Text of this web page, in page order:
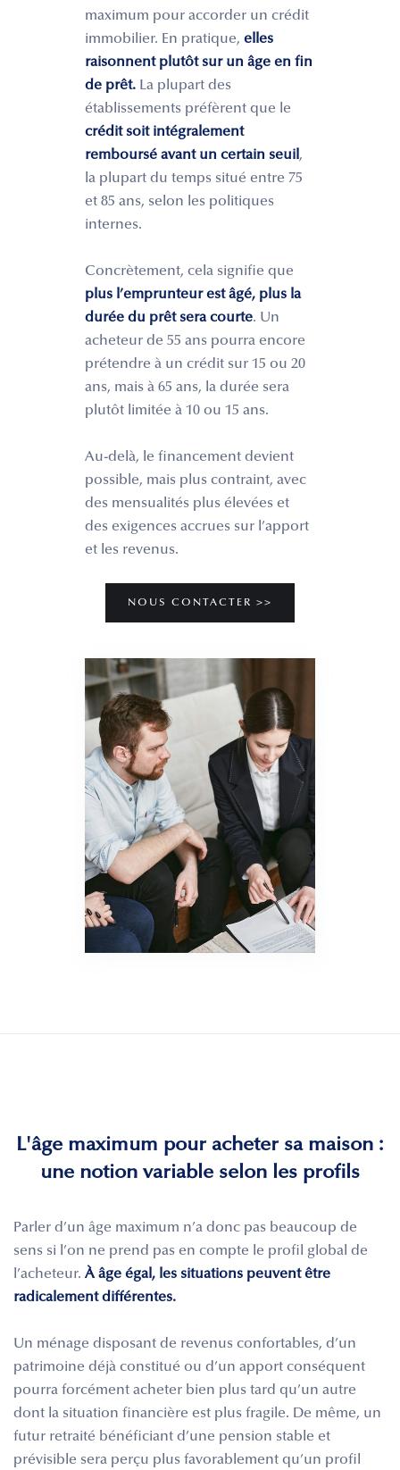
maximum pour accorder un crédit
immobilier. En pratique, elles
raisonnent plutôt sur un âge en fin
de prêt. La plupart des
établissements préfèrent que le
crédit soit intégralement
remboursé avant un certain seuil,
la plupart du temps situé entre 75
et 85 ans, selon les politiques
internes.
Concrètement, cela signifie que
plus l’emprunteur est âgé, plus la
durée du prêt sera courte. Un
acheteur de 55 ans pourra encore
prétendre à un crédit sur 15 ou 20
ans, mais à 65 ans, la durée sera
plutôt limitée à 10 ou 15 ans.
Au-delà, le financement devient
possible, mais plus contraint, avec
des mensualités plus élevées et
des exigences accrues sur l’apport
et les revenus.
NOUS CONTACTER >>
L'âge maximum pour acheter sa maison :
une notion variable selon les profils
Parler d’un âge maximum n’a donc pas beaucoup de
sens si l’on ne prend pas en compte le profil global de
l’acheteur. À âge égal, les situations peuvent être
radicalement différentes.
Un ménage disposant de revenus confortables, d’un
patrimoine déjà constitué ou d’un apport conséquent
pourra forcément acheter bien plus tard qu’un autre
dont la situation financière est plus fragile. De même, un
futur retraité bénéficiant d’une pension stable et
prévisible sera perçu plus favorablement qu’un profil